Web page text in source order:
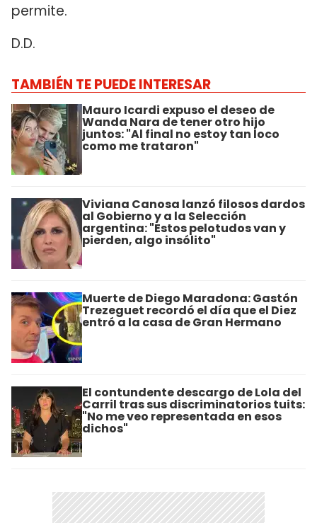
permite.
D.D.
TAMBIÉN TE PUEDE INTERESAR
Mauro Icardi expuso el deseo de
Wanda Nara de tener otro hijo
juntos: "Al final no estoy tan loco
como me trataron"
Viviana Canosa lanzó filosos dardos
al Gobierno y a la Selección
argentina: "Estos pelotudos van y
pierden, algo insólito"
Muerte de Diego Maradona: Gastón
Trezeguet recordó el día que el Diez
entró a la casa de Gran Hermano
El contundente descargo de Lola del
Carril tras sus discriminatorios tuits:
"No me veo representada en esos
dichos"